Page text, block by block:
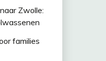
Zwolle:
families